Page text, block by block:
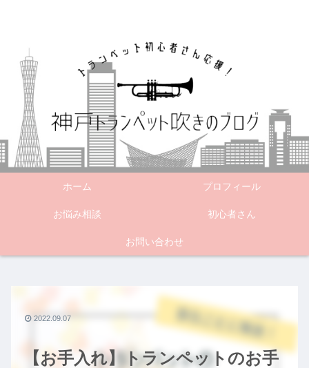
ホーム プロフィール
お悩み相談 初心者さん
お問い合わせ
【お手入れ】トランペットのお手
2022.09.07